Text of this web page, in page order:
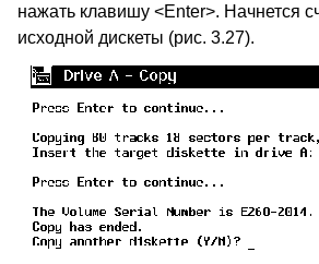
нажать клавишу <Enter>. Начнется
исходной дискеты (рис. 3.27).